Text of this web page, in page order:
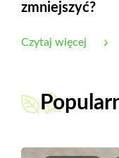
zmniejszyć?
Czytaj więcej